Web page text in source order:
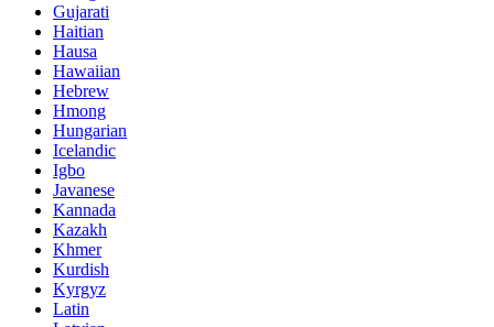
Gujarati
Haitian
Hausa
Hawaiian
Hebrew
Hmong
Hungarian
Icelandic
Igbo
Javanese
Kannada
Kazakh
Khmer
Kurdish
Kyrgyz
Latin